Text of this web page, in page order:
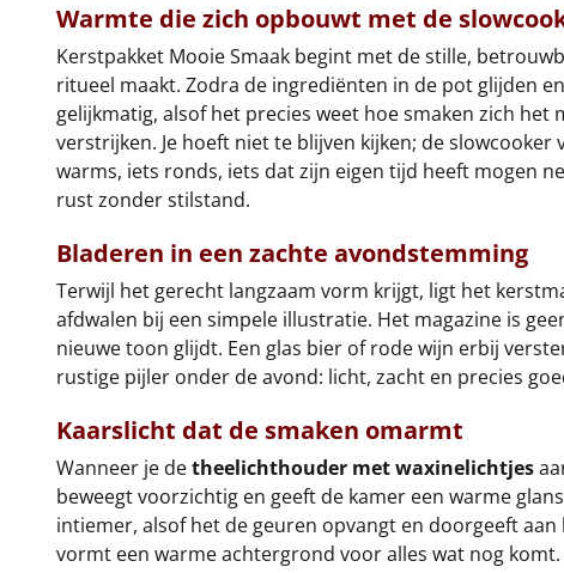
Warmte die zich opbouwt met de
Kerstpakket Mooie Smaak begint met de stille,
ritueel maakt. Zodra de ingrediënten in de pot glijden
gelijkmatig, alsof het precies weet hoe smaken zich
verstrijken. Je hoeft niet te blijven kijken; de
warms, iets ronds, iets dat zijn eigen tijd heeft mogen
rust zonder stilstand.
Bladeren in een zachte avondstemming
Terwijl het gerecht langzaam vorm krijgt, ligt het
afdwalen bij een simpele illustratie. Het magazine is
nieuwe toon glijdt. Een glas bier of rode wijn erbij
rustige pijler onder de avond: licht, zacht en precies
Kaarslicht dat de smaken omarmt
Wanneer je detheelichthouder met waxinelichtjes
beweegt voorzichtig en geeft de kamer een warme
intiemer, alsof het de geuren opvangt en doorgeeft
vormt een warme achtergrond voor alles wat nog komt.